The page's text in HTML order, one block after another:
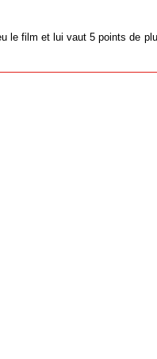
le film et lui vaut 5 points de